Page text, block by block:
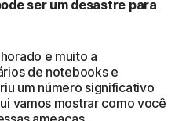
ser um desastre para
e muito a
de notebooks e
um número significativo
vamos mostrar como você